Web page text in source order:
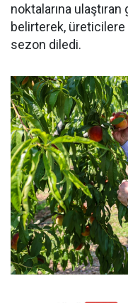
noktalarına
belirterek,
sezon diledi.